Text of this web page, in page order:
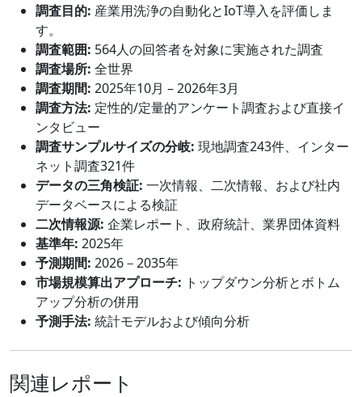
調査目的: 産業用洗浄の自動化とIoT導入を評価しま
す。
調査範囲: 564人の回答者を対象に実施された調査
調査場所: 全世界
調査期間: 2025年10月 – 2026年3月
調査方法: 定性的/定量的アンケート調査および直接イ
ンタビュー
調査サンプルサイズの分岐: 現地調査243件、インター
ネット調査321件
データの三角検証: 一次情報、二次情報、および社内
データベースによる検証
二次情報源: 企業レポート、政府統計、業界団体資料
基準年: 2025年
予測期間: 2026－2035年
市場規模算出アプローチ: トップダウン分析とボトム
アップ分析の併用
予測手法: 統計モデルおよび傾向分析
関連レポート